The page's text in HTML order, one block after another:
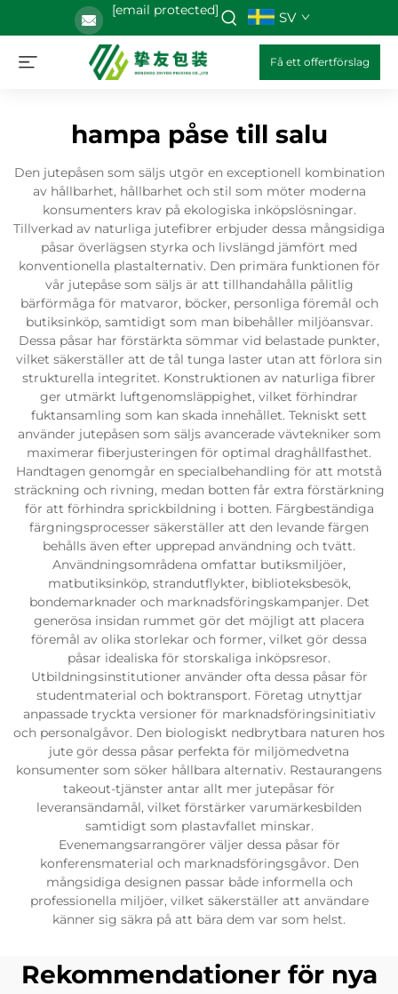
[email protected] SV
Få ett offertförslag
hampa påse till salu
Den jutepåsen som säljs utgör en exceptionell kombination
av hållbarhet, hållbarhet och stil som möter moderna
konsumenters krav på ekologiska inköpslösningar.
Tillverkad av naturliga jutefibrer erbjuder dessa mångsidiga
påsar överlägsen styrka och livslängd jämfört med
konventionella plastalternativ. Den primära funktionen för
vår jutepåse som säljs är att tillhandahålla pålitlig
bärförmåga för matvaror, böcker, personliga föremål och
butiksinköp, samtidigt som man bibehåller miljöansvar.
Dessa påsar har förstärkta sömmar vid belastade punkter,
vilket säkerställer att de tål tunga laster utan att förlora sin
strukturella integritet. Konstruktionen av naturliga fibrer
ger utmärkt luftgenomsläppighet, vilket förhindrar
fuktansamling som kan skada innehållet. Tekniskt sett
använder jutepåsen som säljs avancerade vävtekniker som
maximerar fiberjusteringen för optimal draghållfasthet.
Handtagen genomgår en specialbehandling för att motstå
sträckning och rivning, medan botten får extra förstärkning
för att förhindra sprickbildning i botten. Färgbeständiga
färgningsprocesser säkerställer att den levande färgen
behålls även efter upprepad användning och tvätt.
Användningsområdena omfattar butiksmiljöer,
matbutiksinköp, strandutflykter, biblioteksbesök,
bondemarknader och marknadsföringskampanjer. Det
generösa insidan rummet gör det möjligt att placera
föremål av olika storlekar och former, vilket gör dessa
påsar idealiska för storskaliga inköpsresor.
Utbildningsinstitutioner använder ofta dessa påsar för
studentmaterial och boktransport. Företag utnyttjar
anpassade tryckta versioner för marknadsföringsinitiativ
och personalgåvor. Den biologiskt nedbrytbara naturen hos
jute gör dessa påsar perfekta för miljömedvetna
konsumenter som söker hållbara alternativ. Restaurangens
takeout-tjänster antar allt mer jutepåsar för
leveransändamål, vilket förstärker varumärkesbilden
samtidigt som plastavfallet minskar.
Evenemangsarrangörer väljer dessa påsar för
konferensmaterial och marknadsföringsgåvor. Den
mångsidiga designen passar både informella och
professionella miljöer, vilket säkerställer att användare
känner sig säkra på att bära dem var som helst.
Rekommendationer för nya